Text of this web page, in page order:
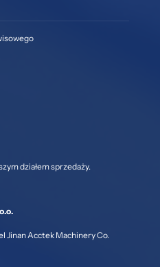
działem sprzedaży.
Jinan Acctek Machinery Co.